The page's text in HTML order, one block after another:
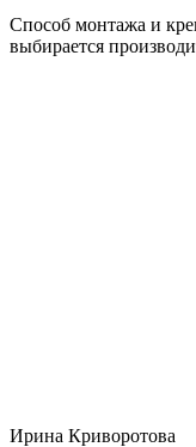
Способ монтажа и
выбирается
Ирина Криворотова